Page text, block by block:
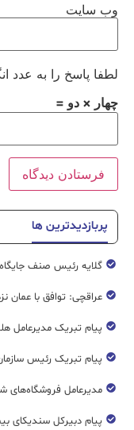
وب‌ سایت
لطفا پاسخ را به عدد
چهار × دو =
پربازدیدترین ها
گلایه رئیس صنف جایگاه‌های
عراقچی: توافق با عمان
پیام تبریک مدیرعامل
پیام تبریک رئیس
مدیرعامل فروشگاه‌های
پیام دبیرکل سندیکای